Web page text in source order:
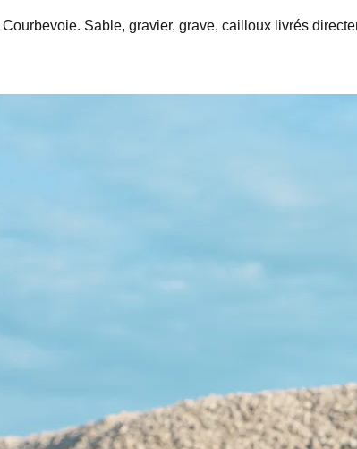
Courbevoie. Sable, gravier, grave, cailloux livrés